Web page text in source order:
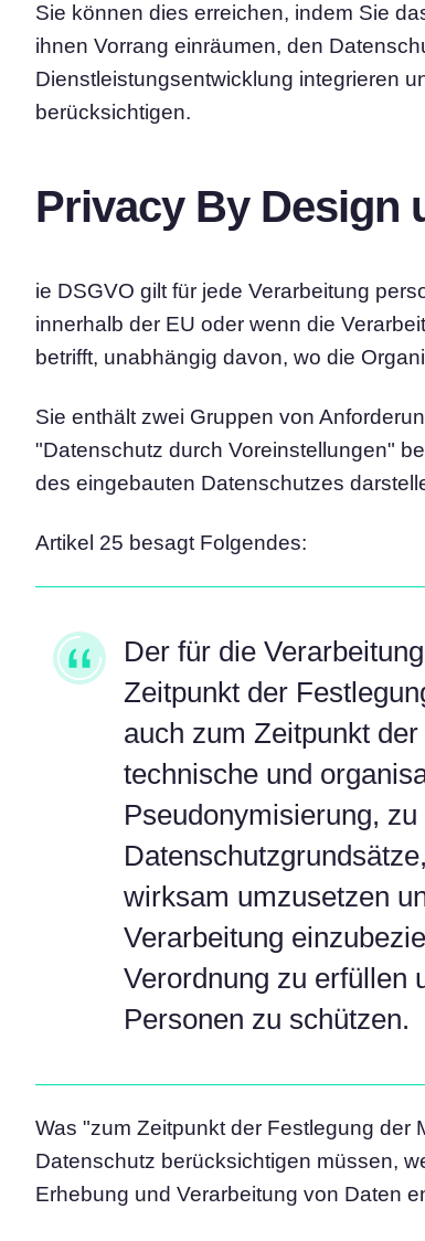
Sie können dies erreichen, indem Sie
ihnen Vorrang einräumen, den
Dienstleistungsentwicklung integrieren
berücksichtigen.
Privacy By Design
ie DSGVO gilt für jede Verarbeitung
innerhalb der EU oder wenn die
betrifft, unabhängig davon, wo die
Sie enthält zwei Gruppen von
"Datenschutz durch Voreinstellungen"
des eingebauten Datenschutzes
Artikel 25 besagt Folgendes:
Der für die
Zeitpunkt der
auch zum Zeitpunkt
technische und
Pseudonymisierung,
wirksam umzusetzen
Verarbeitung
Verordnung zu erfüllen
Personen zu schützen.
Was "zum Zeitpunkt der Festlegung der
Datenschutz berücksichtigen müssen,
Erhebung und Verarbeitung von Daten